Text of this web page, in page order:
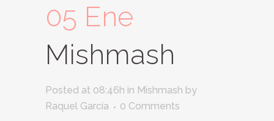
05 Ene
Mishmash
Posted at 08:46h in Mishmash by
Raquel García
0 Comments